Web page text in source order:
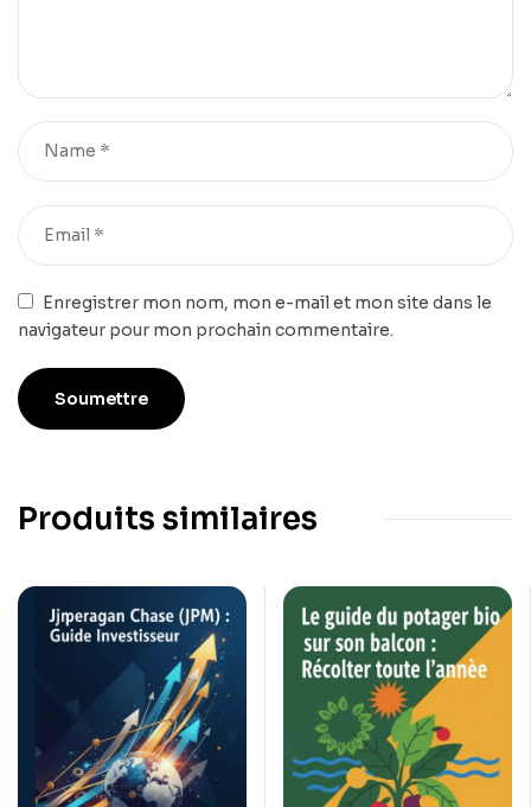
Enregistrer mon nom, mon e-mail et mon site dans le
navigateur pour mon prochain commentaire.
Produits similaires